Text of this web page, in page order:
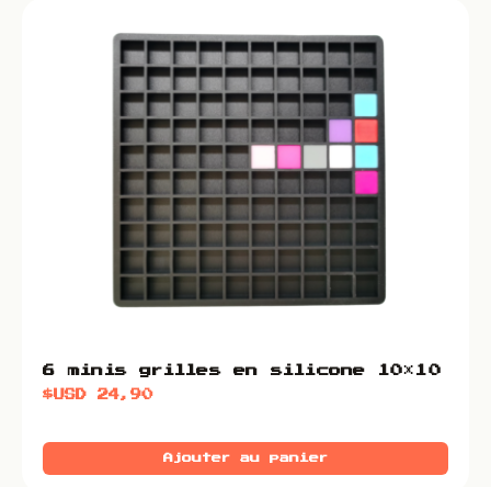
6 minis grilles en silicone 10×10
$USD24,90
Ajouter au panier